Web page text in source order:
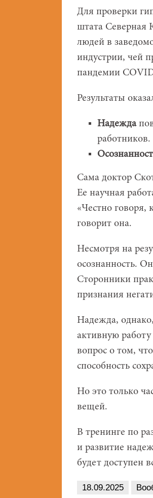
Для проверки
штата Северная
людей в
индустрии, чей
пандемии
Результаты
Надежда
работников.
Сама доктор
Ее научная
«Честно говоря,
говорит она.
Несмотря на
осознанность.
Сторонники
признания
Надежда,
активную
вопрос о том,
способность
Но это только
вещей.
В тренинге по
и развитие
будет доступен
18.09.2025